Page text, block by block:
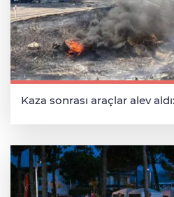
Kaza sonrası araçlar alev